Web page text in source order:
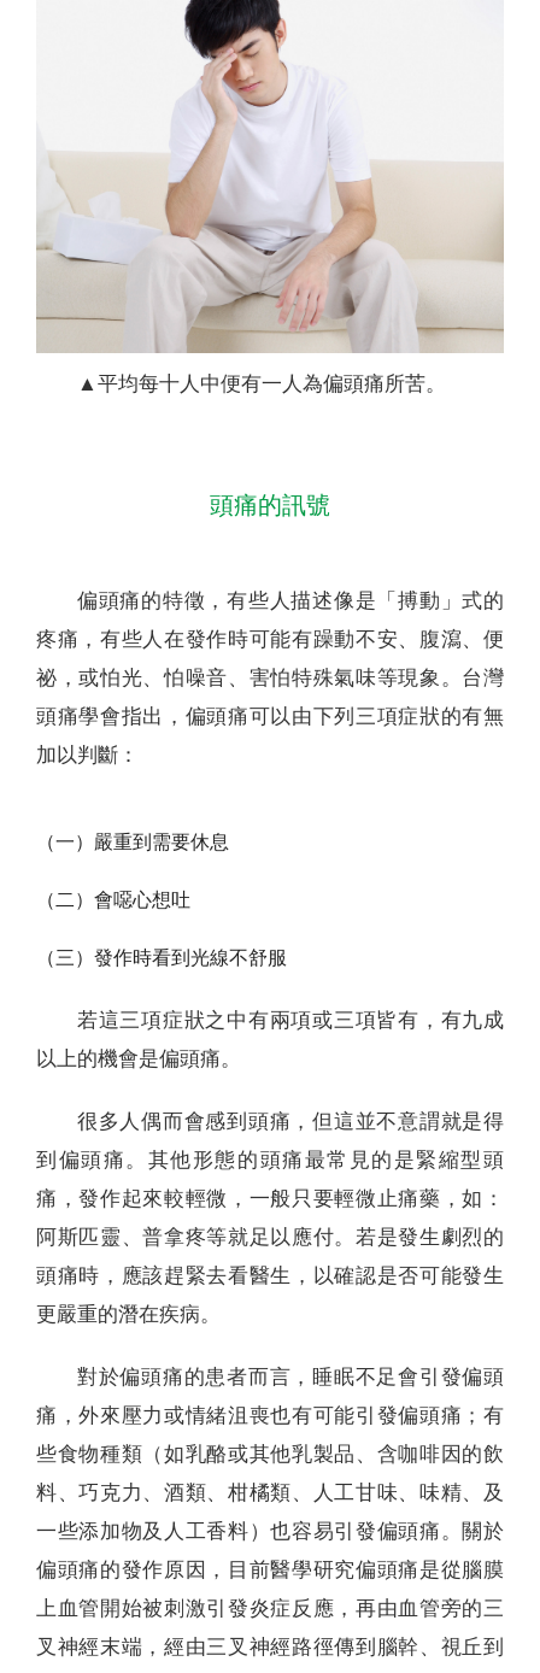
▲平均每十人中便有一人為偏頭痛所苦。
頭痛的訊號
偏頭痛的特徵，有些人描述像是「搏動」式的
疼痛，有些人在發作時可能有躁動不安、腹瀉、便
祕，或怕光、怕噪音、害怕特殊氣味等現象。台灣
頭痛學會指出，偏頭痛可以由下列三項症狀的有無
加以判斷：
（一）嚴重到需要休息
（二）會噁心想吐
（三）發作時看到光線不舒服
若這三項症狀之中有兩項或三項皆有，有九成
以上的機會是偏頭痛。
很多人偶而會感到頭痛，但這並不意謂就是得
到偏頭痛。其他形態的頭痛最常見的是緊縮型頭
痛，發作起來較輕微，一般只要輕微止痛藥，如：
阿斯匹靈、普拿疼等就足以應付。若是發生劇烈的
頭痛時，應該趕緊去看醫生，以確認是否可能發生
更嚴重的潛在疾病。
對於偏頭痛的患者而言，睡眠不足會引發偏頭
痛，外來壓力或情緒沮喪也有可能引發偏頭痛；有
些食物種類（如乳酪或其他乳製品、含咖啡因的飲
料、巧克力、酒類、柑橘類、人工甘味、味精、及
一些添加物及人工香料）也容易引發偏頭痛。關於
偏頭痛的發作原因，目前醫學研究偏頭痛是從腦膜
上血管開始被刺激引發炎症反應，再由血管旁的三
叉神經末端，經由三叉神經路徑傳到腦幹、視丘到